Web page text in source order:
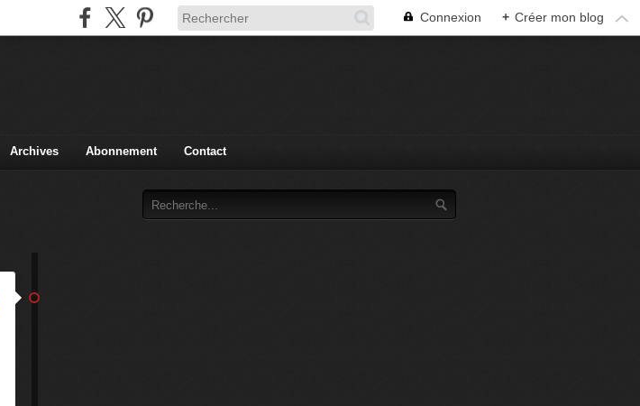
Connexion + Créer mon blog
Archives Abonnement Contact